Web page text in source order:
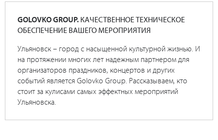
GOLOVKO GROUP. КАЧЕСТВЕННОЕ ТЕХНИЧЕСКОЕ
ОБЕСПЕЧЕНИЕ ВАШЕГО МЕРОПРИЯТИЯ
Ульяновск – город с насыщенной культурной жизнью. И
на протяжении многих лет надежным партнером для
организаторов праздников, концертов и других
событий является Golovko Group. Рассказываем, кто
стоит за кулисами самых эффектных мероприятий
Ульяновска.